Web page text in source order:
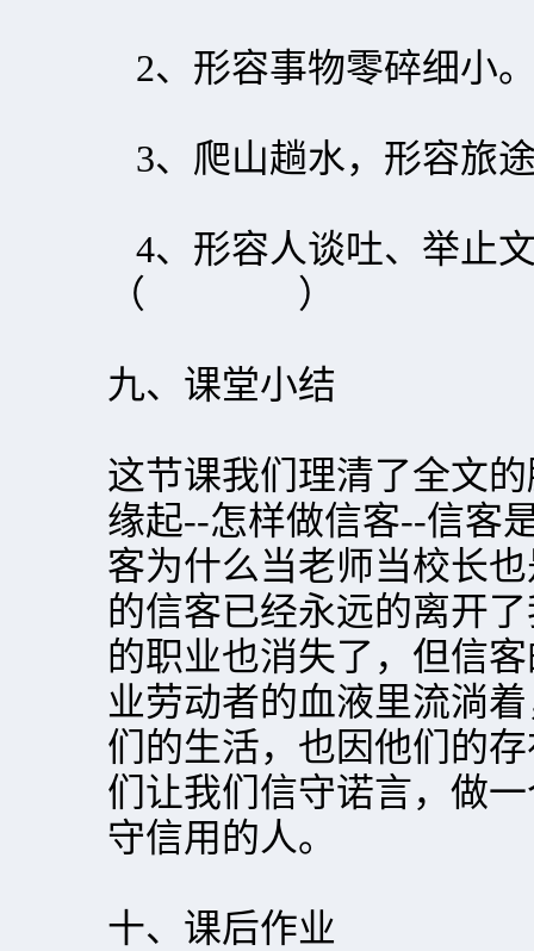
2、形容事物零
3、爬山趟水，形
4、形容人谈吐、举止
（ ）
九、课堂小结
这节课我们理清了全文
缘起--怎样做信客--信客
客为什么当老师当校长
的信客已经永远的离开
的职业也消失了，但信
业劳动者的血液里流淌
们的生活，也因他们的
们让我们信守诺言，做
守信用的人。
十、课后作业